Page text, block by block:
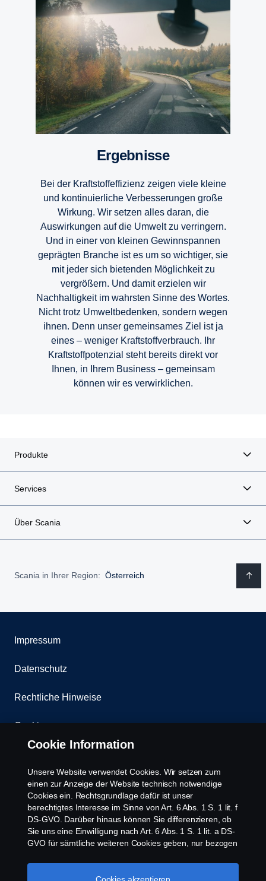
Ergebnisse
Bei der Kraftstoffeffizienz zeigen viele kleine
und kontinuierliche Verbesserungen große
Wirkung. Wir setzen alles daran, die
Auswirkungen auf die Umwelt zu verringern.
Und in einer von kleinen Gewinnspannen
geprägten Branche ist es um so wichtiger, sie
mit jeder sich bietenden Möglichkeit zu
vergrößern. Und damit erzielen wir
Nachhaltigkeit im wahrsten Sinne des Wortes.
Nicht trotz Umweltbedenken, sondern wegen
ihnen. Denn unser gemeinsames Ziel ist ja
eines – weniger Kraftstoffverbrauch. Ihr
Kraftstoffpotenzial steht bereits direkt vor
Ihnen, in Ihrem Business – gemeinsam
können wir es verwirklichen.
Kraftstoffeffizienz
Erneuerbare Kraftstoffe
Verkehrssicherheit
Rettungs- und Bergungsdienste
Scania Super ist Green Truck 2022
Sicherheitssysteme für die Zukunft
Eine Lkw-Ladung an Effizienz und Awards
Produkte
Services
Über Scania
Scania in Ihrer Region: Österreich
Impressum
Datenschutz
Rechtliche Hinweise
Cookies
Whistleblowing
Scania Cookie Richtlinie
Cookie Information
Unsere Website verwendet Cookies. Wir setzen zum
einen zur Anzeige der Website technisch notwendige
Cookies ein. Rechtsgrundlage dafür ist unser
berechtigtes Interesse im Sinne von Art. 6 Abs. 1 S. 1 lit. f
DS-GVO. Darüber hinaus können Sie differenzieren, ob
Sie uns eine Einwilligung nach Art. 6 Abs. 1 S. 1 lit. a DS-
GVO für sämtliche weiteren Cookies geben, nur bezogen
Diese Einwilligung ist freiwillig und kann jederzeit mit
Zukunftswirkung widerrufen werden. Unsere Anbieter